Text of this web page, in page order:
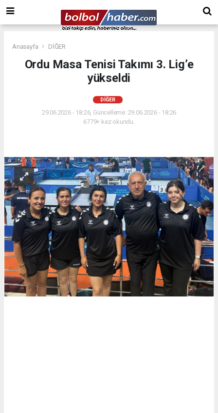
Anasayfa DİĞER
Ordu Masa Tenisi Takımı 3. Lig’e
yükseldi
DİĞER
29.06.2026 - 18:26, Güncelleme: 29.06.2026 - 18:26
6779+ kez okundu.